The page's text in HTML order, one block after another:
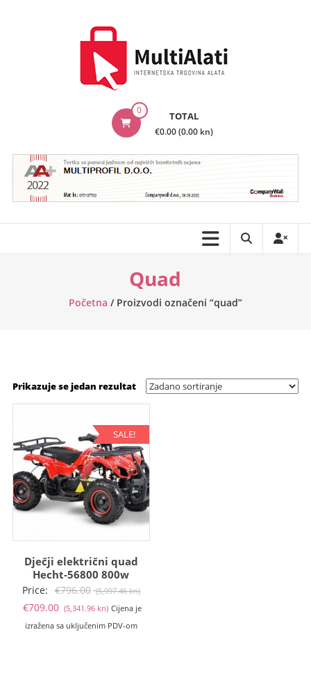
Internetska
trgovina
alata
0 TOTAL
€0.00 (0.00 kn)
Quad
Početna / Proizvodi označeni “quad”
Prikazuje se jedan rezultat
SALE!
Dječji električni quad
Hecht-56800 800w
Price: €796.00 (5,997.46 kn)Izvorna
cijena
€709.00 (5,341.96 kn)Trenutna
cijena
Cijena je
izražena sa uključenim PDV-om